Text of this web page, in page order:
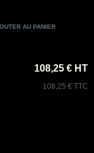
108,25 € HT
108,25 € TTC